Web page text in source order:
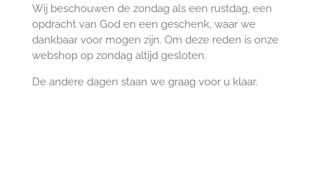
Wij beschouwen de zondag als een rustdag, een
opdracht van God en een geschenk, waar we
dankbaar voor mogen zijn. Om deze reden is onze
webshop op zondag altijd gesloten.
De andere dagen staan we graag voor u klaar.